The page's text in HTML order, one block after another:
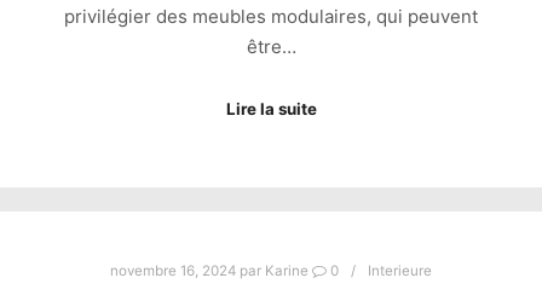
privilégier des meubles modulaires, qui peuvent
être…
Lire la suite
novembre 16, 2024 par Karine 0 Interieure